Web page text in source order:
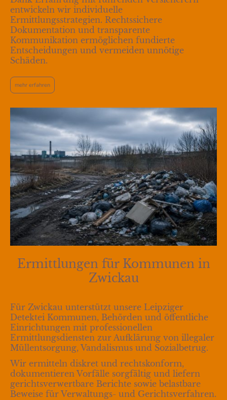
entwickeln wir individuelle
Ermittlungsstrategien. Rechtssichere
Dokumentation und transparente
Kommunikation ermöglichen fundierte
Entscheidungen und vermeiden unnötige
Schäden.
mehr erfahren
Ermittlungen für Kommunen in
Zwickau
Für Zwickau unterstützt unsere Leipziger
Detektei Kommunen, Behörden und öffentliche
Einrichtungen mit professionellen
Ermittlungsdiensten zur Aufklärung von illegaler
Müllentsorgung, Vandalismus und Sozialbetrug.
Wir ermitteln diskret und rechtskonform,
dokumentieren Vorfälle sorgfältig und liefern
gerichtsverwertbare Berichte sowie belastbare
Beweise für Verwaltungs- und Gerichtsverfahren.